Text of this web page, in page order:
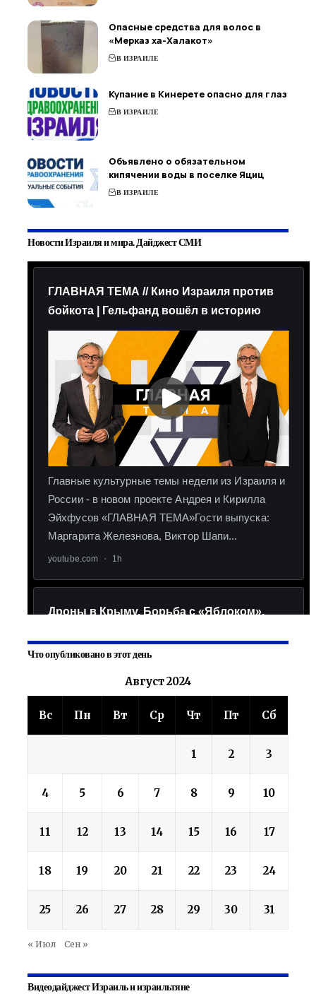
Опасные средства для волос в
«Мерказ ха-Халакот»
В ИЗРАИЛЕ
Купание в Кинерете опасно для глаз
В ИЗРАИЛЕ
Объявлено о обязательном
кипячении воды в поселке Яциц
В ИЗРАИЛЕ
Новости Израиля и мира. Дайджест СМИ
Что опубликовано в этот день
Август 2024
Вс Пн Вт Ср Чт Пт Сб
1 2 3
4 5 6 7 8 9 10
11 12 13 14 15 16 17
18 19 20 21 22 23 24
25 26 27 28 29 30 31
« Июл Сен »
Видеодайджест Израиль и израильтяне